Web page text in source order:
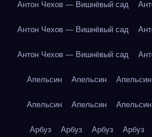
Антон Чехов — Вишнёвый сад
Антон Чехов — Вишнёвый сад
Антон Чехов — Вишнёвый сад
Апельсин Апельсин Апельсин
Апельсин Апельсин Апельсин
Арбуз Арбуз Арбуз Арбуз